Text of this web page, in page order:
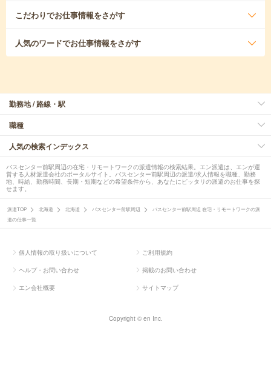
こだわりでお仕事情報をさがす
人気のワードでお仕事情報をさがす
勤務地 / 路線・駅
職種
人気の検索インデックス
バスセンター前駅周辺の在宅・リモートワークの派遣情報の検索結果。エン派遣は、エンが運
営する人材派遣会社のポータルサイト。バスセンター前駅周辺の派遣/求人情報を職種、勤務
地、時給、勤務時間、長期・短期などの希望条件から、あなたにピッタリの派遣のお仕事を探
せます。
派遣TOP 北海道 北海道 バスセンター前駅周辺
バスセンター前駅周辺 在宅・リモートワークの派
遣の仕事一覧
個人情報の取り扱いについて ご利用規約
ヘルプ・お問い合わせ 掲載のお問い合わせ
エン会社概要 サイトマップ
Copyright © en Inc.